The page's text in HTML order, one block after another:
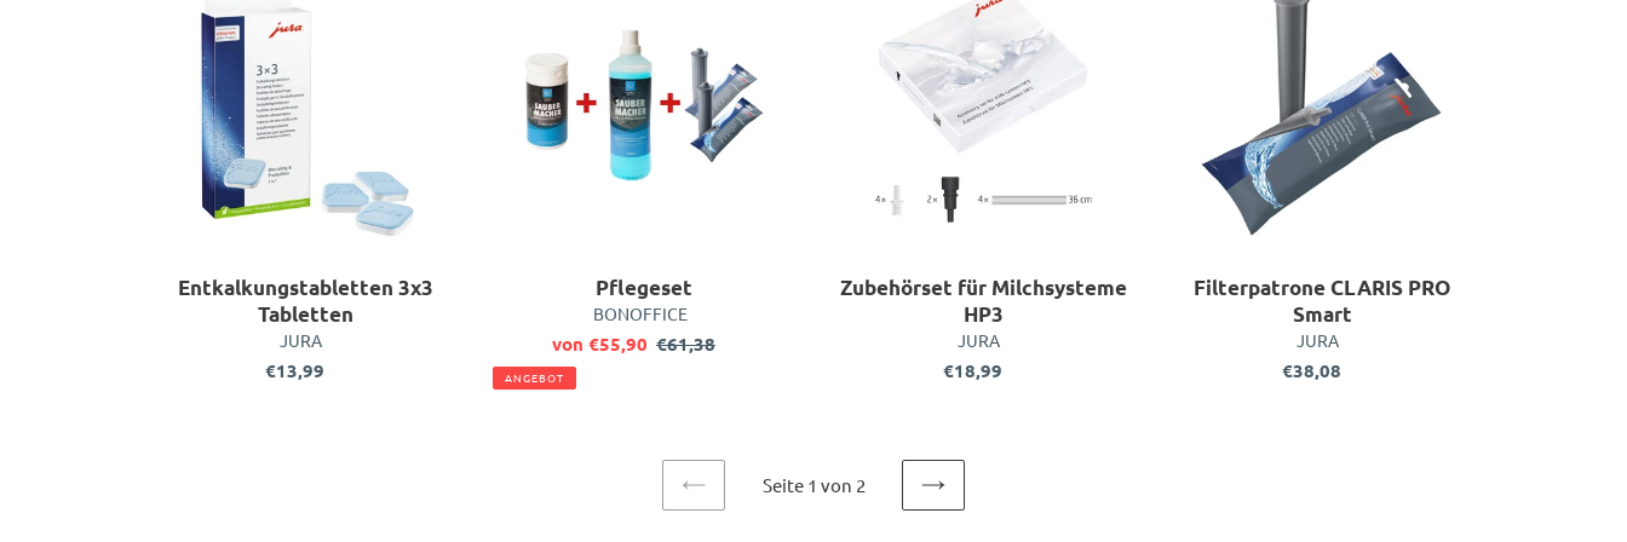
Tabletten
Entkalkungstabletten 3x3
Tabletten
VERKÄUFER
JURA
Normaler
€13,99
Pflegeset
VERKÄUFER
BONOFFICE
Sonderpreis
von €55,90
Normaler
€61,38
ANGEBOT
HP3
Zubehörset für Milchsysteme
HP3
VERKÄUFER
JURA
Normaler
€18,99
Filterpatrone CLARIS PRO
Smart
VERKÄUFER
JURA
Normaler
€38,08
VORHERIGE
Seite 1 von 2
NÄCHSTE